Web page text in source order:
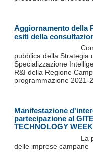
Aggiornamento della
esiti della
pubblica della Strategia
Specializzazione
R&I della Regione
programmazione 2021-
Manifestazione
partecipazione al
TECHNOLOGY
La
delle imprese campane